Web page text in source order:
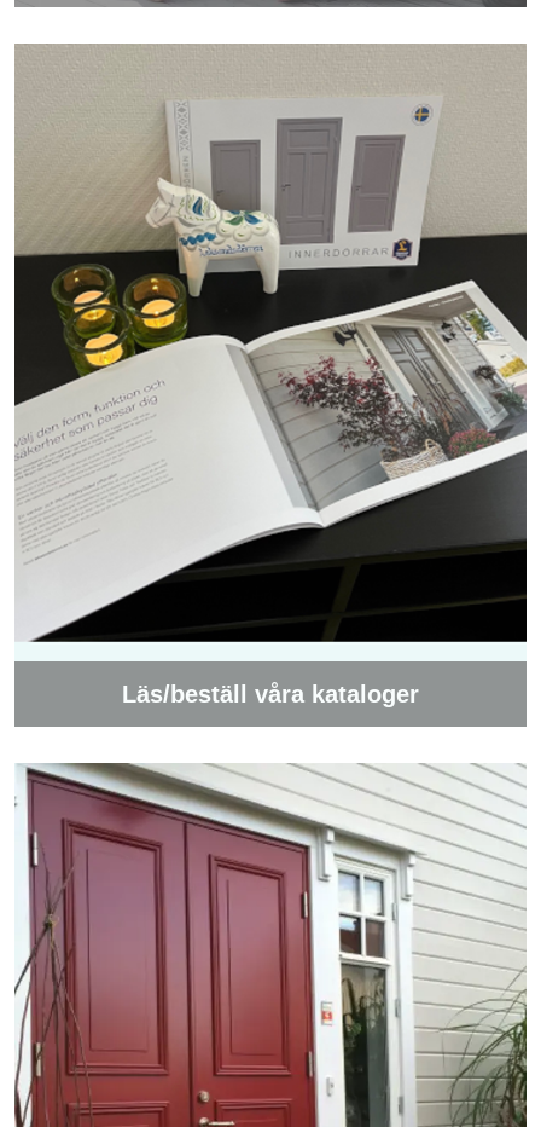
Läs/beställ våra kataloger